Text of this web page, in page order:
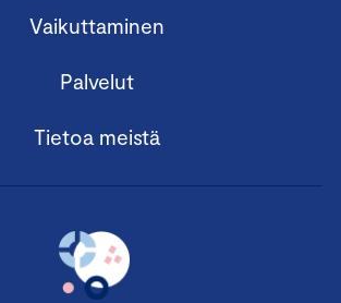
Vaikuttaminen
Palvelut
Tietoa meistä